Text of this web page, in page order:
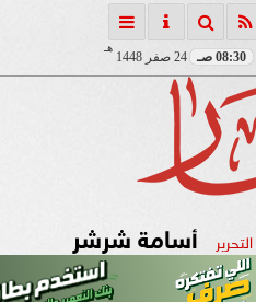
08:30 صـ 24 صفر 1448
هـ
أسامة شرشر